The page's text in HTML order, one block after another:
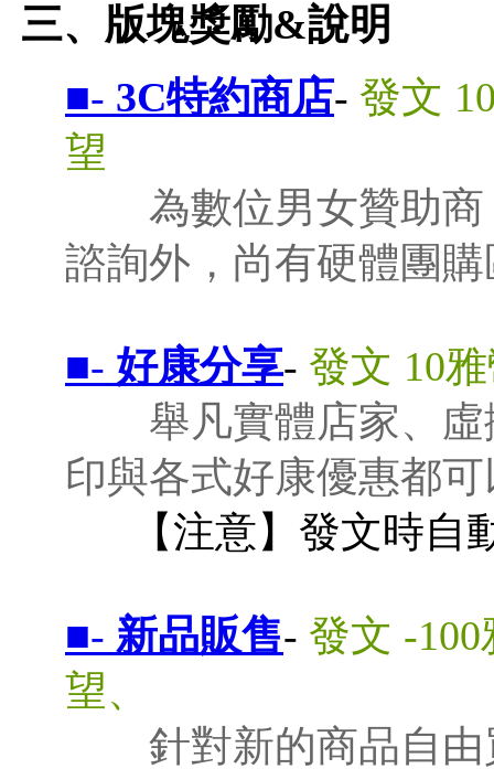
三、版塊獎勵&說明
■- 3C特約商店- 發文
望
為數位男女贊助
諮詢外，尚有硬體團
■- 好康分享- 發文 10
舉凡實體店家、
印與各式好康優惠都
【注意】發文時自
■- 新品販售- 發文 -
望、
針對新的商品自